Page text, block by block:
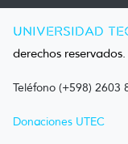
UNIVERSIDAD
derechos reservados.
Teléfono (+598) 2603
Donaciones UTEC